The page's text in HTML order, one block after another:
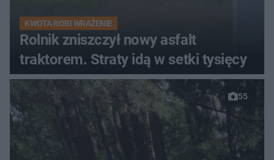
KWOTA ROBI WRAŻENIE
Rolnik zniszczył nowy asfalt
traktorem. Straty idą w setki tysięcy
55